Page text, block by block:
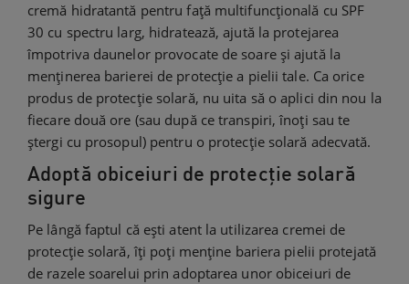
cremă hidratantă pentru față multifuncțională cu SPF
30 cu spectru larg, hidratează, ajută la protejarea
împotriva daunelor provocate de soare și ajută la
menținerea barierei de protecție a pielii tale. Ca orice
produs de protecție solară, nu uita să o aplici din nou la
fiecare două ore (sau după ce transpiri, înoți sau te
ștergi cu prosopul) pentru o protecție solară adecvată.
Adoptă obiceiuri de protecție solară
sigure
Pe lângă faptul că ești atent la utilizarea cremei de
protecție solară, îți poți menține bariera pielii protejată
de razele soarelui prin adoptarea unor obiceiuri de